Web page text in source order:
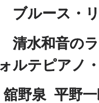
ブルース・
清水和音の
ルテピアノ
舘野泉 平野